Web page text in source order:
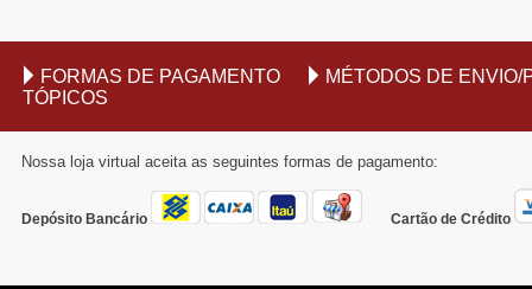
FORMAS DE PAGAMENTO
MÉTODOS DE
TÓPICOS
Nossa loja virtual aceita as seguintes formas de pagamento:
Depósito Bancário Cartão de Crédito